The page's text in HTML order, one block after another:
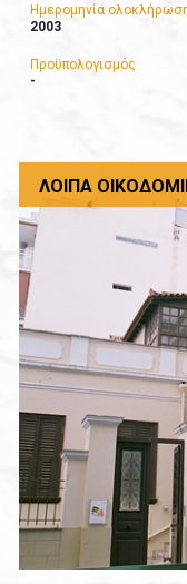
Ημερομηνία
2003
Προϋπολογισμός
-
ΛΟΙΠΆ